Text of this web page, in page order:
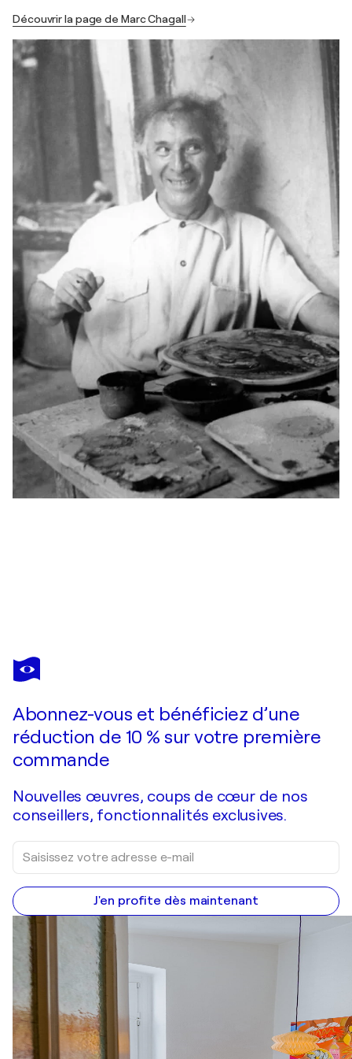
Découvrir la page de Marc Chagall
MARC CHAGALL
Le Berger et la Mer
Abonnez-vous et bénéficiez d’une
réduction de 10 % sur votre première
commande
Nouvelles œuvres, coups de cœur de nos
conseillers, fonctionnalités exclusives.
J'en profite dès maintenant